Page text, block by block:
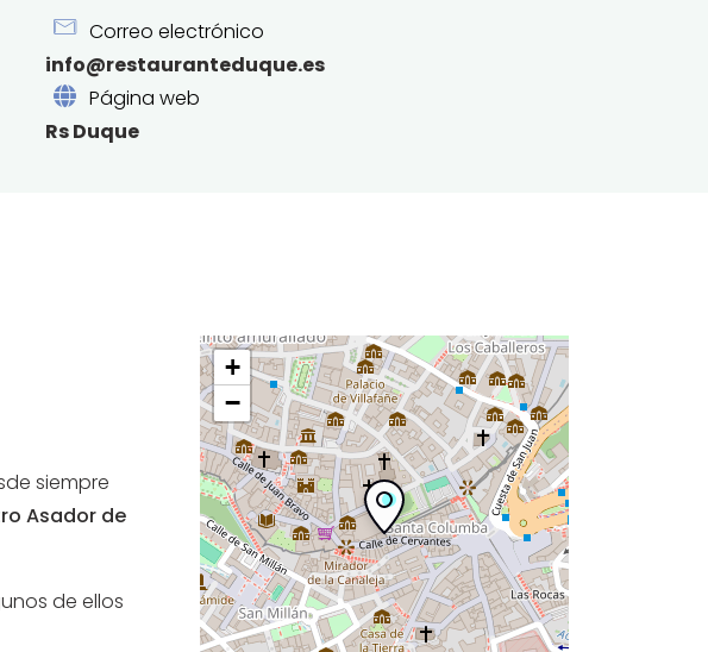
Correo electrónico
info@restauranteduque.es
Página web
Rs Duque
siempre
Asador de
de ellos
+
−